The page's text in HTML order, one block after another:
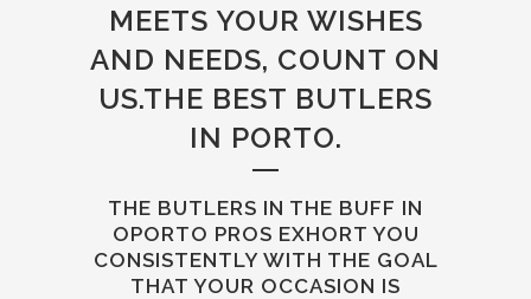
MEETS YOUR WISHES
AND NEEDS, COUNT ON
US.THE BEST BUTLERS
IN PORTO.
THE BUTLERS IN THE BUFF IN
OPORTO PROS EXHORT YOU
CONSISTENTLY WITH THE GOAL
THAT YOUR OCCASION IS